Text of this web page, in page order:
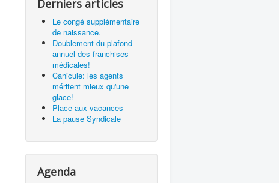
Derniers articles
Le congé supplémentaire
de naissance.
Doublement du plafond
annuel des franchises
médicales!
Canicule: les agents
méritent mieux qu'une
glace!
Place aux vacances
La pause Syndicale
Agenda